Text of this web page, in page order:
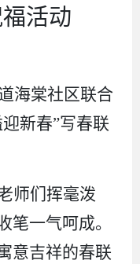
活动
海棠社区联合
新春”写春联
师们挥毫泼
笔一气呵成。
意吉祥的春联